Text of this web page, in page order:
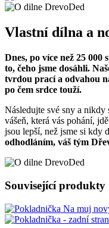
Vlastní dílna a
Dnes, po více než 25
to, čeho jsme dosáhli.
tvrdou prací a odvahou
po čem srdce touží.
Následujte své sny a nikdy
vášeň, která vás pohání,
jsou lepší, než jsme si kdy
odhodláním, váš tým
Související produkty